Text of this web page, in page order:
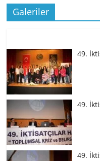
Galeriler
49.
49.
49.